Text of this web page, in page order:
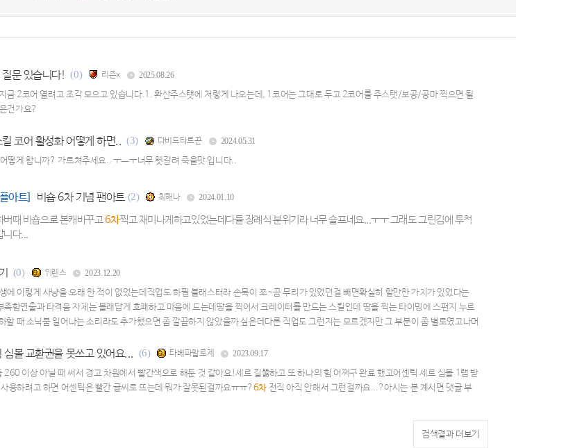
문 있습니다! (0) 리즌x 2025.08.26
금 2코어 열려고 조각 모으고 있습니다.1. 환산주스탯에 저렇게 나오는데, 1코어는 그대로 두고 2코어를 주스탯/보공/공마 찍으면 될
건가요?
코어 활성화 어떻게 하면.. (3) 다비드타르곤 2024.05.31
떻게 합니까? 가르쳐주세요.. ㅜㅡㅜ너무 헷갈려 죽을맛 입니다..
아트] 비숍 6차 기념 팬아트 (2) 최해나 2024.01.10
버때 비숍으로 본캐바꾸고6차찍고 재미나게하고있었는데다들 장례식 분위기라 너무 슬프네요...ㅜㅜ 그래도 그린김에 투척
니다...
(0) 워렌스 2023.12.20
에 이렇게 사냥을 오래 한 적이 없었는데직업도 하필 블래스터라 손목이 쪼~끔 무리가 있었던걸 빼면확실히 할만한 가치가 있었다는
함연출과 타격음 자체는 블래답게 호쾌하고 마음에 드는데땅을 찍어서 크레이터를 만드는 스킬인데 땅을 찍는 타이밍에 스펀지 누르
할 때 소닉붐 일어나는 소리라도 추가했으면 좀 깔끔하지 않았을까 싶은데다른 직업도 그런지는 모르겠지만 그 부분이 좀 별로였고나머
심볼 교환권을 못쓰고 있어요... (6) 타베파알로제 2023.09.17
이상 아닐 때 써서 경고 차원에서 빨간색으로 해둔 것 같아요!세르 길뚫하고 또 하나의 힘 어쩌구 완료 했고어센틱 세르 심볼 1랩 받
용하려고 하면 어센틱은 빨간 글씨로 뜨는데 뭐가 잘못된걸까요ㅠㅠ? 6차 전직 아직 안해서 그런걸까요...?아시는 분 계시면 댓글 부
검색결과 더보기